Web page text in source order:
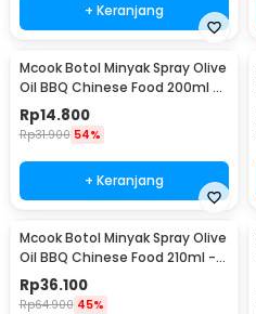
+ Keranjang
Mcook Botol Minyak Spray Olive
Oil BBQ Chinese Food 200ml -
M219
Rp14.800
Rp31.900 54%
+ Keranjang
Mcook Botol Minyak Spray Olive
Oil BBQ Chinese Food 210ml -
M2194
Rp36.100
Rp64.900 45%